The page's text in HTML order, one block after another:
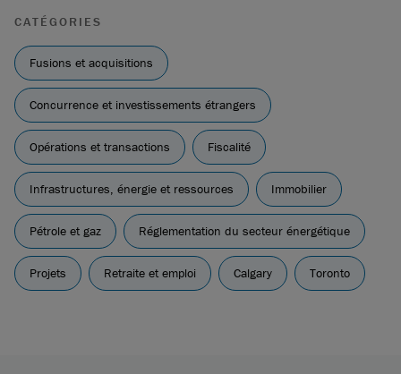
CATÉGORIES
Fusions et acquisitions
Concurrence et investissements étrangers
Opérations et transactions Fiscalité
Infrastructures, énergie et ressources Immobilier
Pétrole et gaz Réglementation du secteur énergétique
Projets Retraite et emploi Calgary Toronto